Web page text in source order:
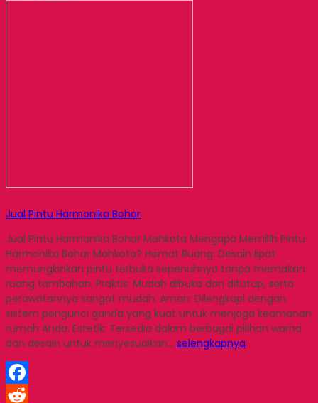
Jual Pintu Harmonika Bohar
Jual Pintu Harmonika Bohar Mahkota Mengapa Memilih Pintu
Harmonika Bohar Mahkota? Hemat Ruang: Desain lipat
memungkinkan pintu terbuka sepenuhnya tanpa memakan
ruang tambahan. Praktis: Mudah dibuka dan ditutup, serta
perawatannya sangat mudah. Aman: Dilengkapi dengan
sistem pengunci ganda yang kuat untuk menjaga keamanan
rumah Anda. Estetik: Tersedia dalam berbagai pilihan warna
dan desain untuk menyesuaikan… selengkapnya
Facebook